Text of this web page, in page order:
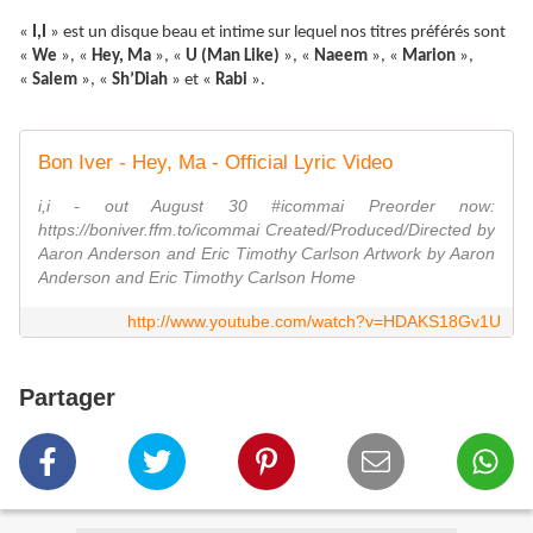
« I,I » est un disque beau et intime sur lequel nos titres préférés sont
« We », « Hey, Ma », « U (Man Like) », « Naeem », « Marion »,
« Salem », « Sh’Diah » et « Rabi ».
Bon Iver - Hey, Ma - Official Lyric Video
i,i - out August 30 #icommai Preorder now:
https://boniver.ffm.to/icommai Created/Produced/Directed by
Aaron Anderson and Eric Timothy Carlson Artwork by Aaron
Anderson and Eric Timothy Carlson Home
http://www.youtube.com/watch?v=HDAKS18Gv1U
Partager